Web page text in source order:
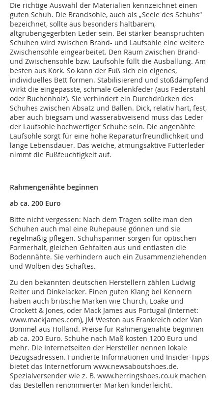
Die richtige Auswahl der Materialien kennzeichnet einen
guten Schuh. Die Brandsohle, auch als „Seele des Schuhs“
bezeichnet, sollte aus besonders haltbarem,
altgrubengegerbten Leder sein. Bei stärker beanspruchten
Schuhen wird zwischen Brand- und Laufsohle eine weitere
Zwischensohle eingearbeitet. Den Raum zwischen Brand-
und Zwischensohle bzw. Laufsohle füllt die Ausballung. Am
besten aus Kork. So kann der Fuß sich ein eigenes,
individuelles Bett formen. Stabilisierend und stoßdämpfend
wirkt die eingepasste, schmale Gelenkfeder (aus Federstahl
oder Buchenholz). Sie verhindert ein Durchdrücken des
Schuhes zwischen Absatz und Ballen. Dick, relativ hart, fest,
aber auch biegsam und wasserabweisend muss das Leder
der Laufsohle hochwertiger Schuhe sein. Die angenähte
Laufsohle sorgt für eine hohe Reparaturfreundlichkeit und
lange Lebensdauer. Das weiche, atmungsaktive Futterleder
nimmt die Fußfeuchtigkeit auf.
Rahmengenähte beginnen
ab ca. 200 Euro
Bitte nicht vergessen: Nach dem Tragen sollte man den
Schuhen auch mal eine Ruhepause gönnen und sie
regelmäßig pflegen. Schuhspanner sorgen für optischen
Formerhalt, gleichen Gehfalten aus und entlasten die
Bodennähte. Sie verhindern auch ein Zusammenziehenden
und Wölben des Schaftes.
Zu den bekannten deutschen Herstellern zählen Ludwig
Reiter und Dinkelacker. Einen guten Klang bei Kennern
haben auch britische Marken wie Church, Loake und
Crockett & Jones, oder Mack James aus Portugal (Internet:
www.mackjames.com), JM Weston aus Frankreich oder Van
Bommel aus Holland. Preise für Rahmengenähte beginnen
ab ca. 200 Euro. Schuhe nach Maß kosten 1200 Euro und
mehr. Die Internetseiten der Hersteller nennen lokale
Bezugsadressen. Fundierte Informationen und Insider-Tipps
bietet das Internetforum www.newsaboutshoes.de.
Spezialversender wie z. B. www.herringshoes.co.uk machen
das Bestellen renommierter Marken kinderleicht.